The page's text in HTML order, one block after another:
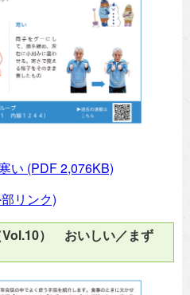
い (PDF 2,076KB)
リンク)
Vol.10） おいしい／まず